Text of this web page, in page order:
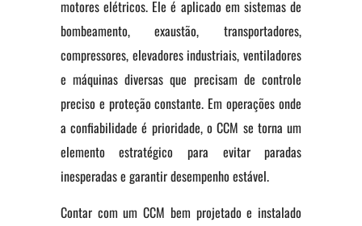
motores elétricos. Ele é aplicado em sistemas de
bombeamento, exaustão, transportadores,
compressores, elevadores industriais, ventiladores
e máquinas diversas que precisam de controle
preciso e proteção constante. Em operações onde
a confiabilidade é prioridade, o CCM se torna um
elemento estratégico para evitar paradas
inesperadas e garantir desempenho estável.
Contar com um CCM bem projetado e instalado